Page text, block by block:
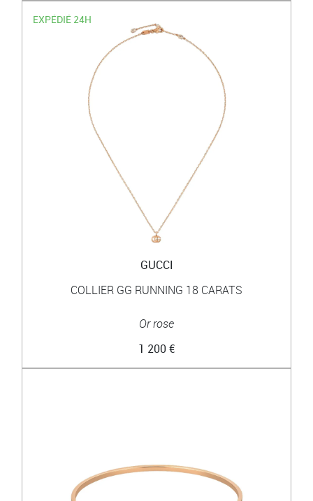
EXPÉDIÉ 24H
GUCCI
COLLIER GG RUNNING 18 CARATS
Or rose
1 200 €